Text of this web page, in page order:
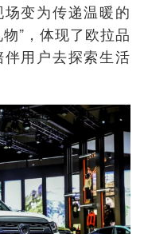
变为传递温暖的
”，体现了欧拉品
用户去探索生活